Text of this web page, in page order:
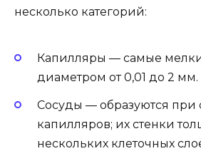
несколько категорий:
Капилляры — самые
диаметром от 0,01 до 2 мм.
Сосуды — образуются при
капилляров; их стенки
нескольких клеточных